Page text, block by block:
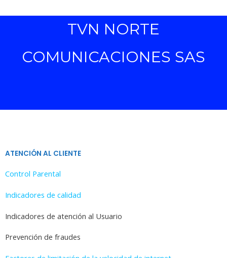
TVN NORTE
COMUNICACIONES SAS
ATENCIÓN AL CLIENTE
Control Parental
Indicadores de calidad
Indicadores de atención al Usuario
Prevención de fraudes